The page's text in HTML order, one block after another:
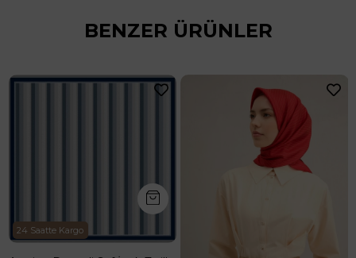
BENZER ÜRÜNLER
24 Saatte Kargo